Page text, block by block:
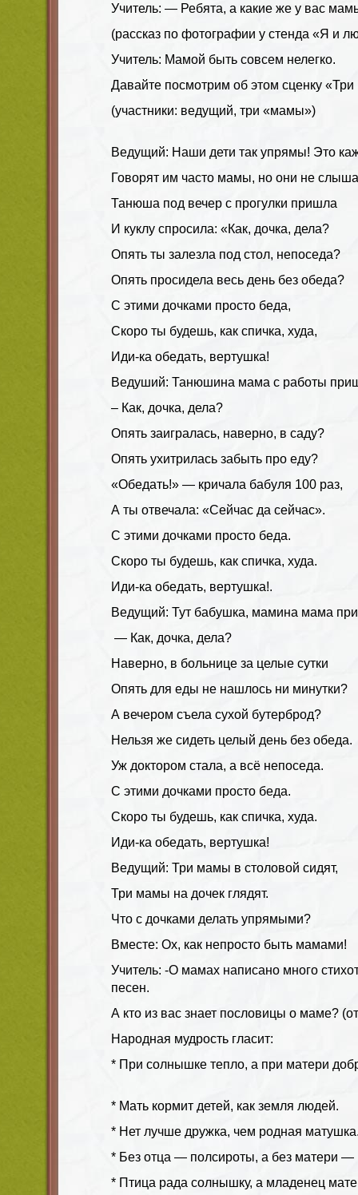
Учитель: — Ребята, а какие же у вас
(рассказ по фотографии у стенда «Я и
Учитель: Мамой быть совсем нелегко.
Давайте посмотрим об этом сценку
(участники: ведущий, три «мамы»)
Ведущий: Наши дети так упрямы! Это
Говорят им часто мамы, но они не
Танюша под вечер с прогулки пришла
И куклу спросила: «Как, дочка, дела?
Опять ты залезла под стол, непоседа?
Опять просидела весь день без обеда?
С этими дочками просто беда,
Скоро ты будешь, как спичка, худа,
Иди-ка обедать, вертушка!
Ведуший: Танюшина мама с работы
– Как, дочка, дела?
Опять заигралась, наверно, в саду?
Опять ухитрилась забыть про еду?
«Обедать!» — кричала бабуля 100 раз,
А ты отвечала: «Сейчас да сейчас».
С этими дочками просто беда.
Скоро ты будешь, как спичка, худа.
Иди-ка обедать, вертушка!.
Ведущий: Тут бабушка, мамина мама
— Как, дочка, дела?
Наверно, в больнице за целые сутки
Опять для еды не нашлось ни минутки?
А вечером съела сухой бутерброд?
Нельзя же сидеть целый день без обеда.
Уж доктором стала, а всё непоседа.
С этими дочками просто беда.
Скоро ты будешь, как спичка, худа.
Иди-ка обедать, вертушка!
Ведущий: Три мамы в столовой сидят,
Три мамы на дочек глядят.
Что с дочками делать упрямыми?
Вместе: Ох, как непросто быть мамами!
Учитель: -О мамах написано много
песен.
А кто из вас знает пословицы о маме?
Народная мудрость гласит:
* При солнышке тепло, а при матери
* Мать кормит детей, как земля людей.
* Нет лучше дружка, чем родная
* Без отца — полсироты, а без матери —
* Птица рада солнышку, а младенец